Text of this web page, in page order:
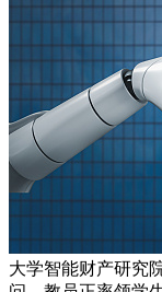
大学智能财产研究